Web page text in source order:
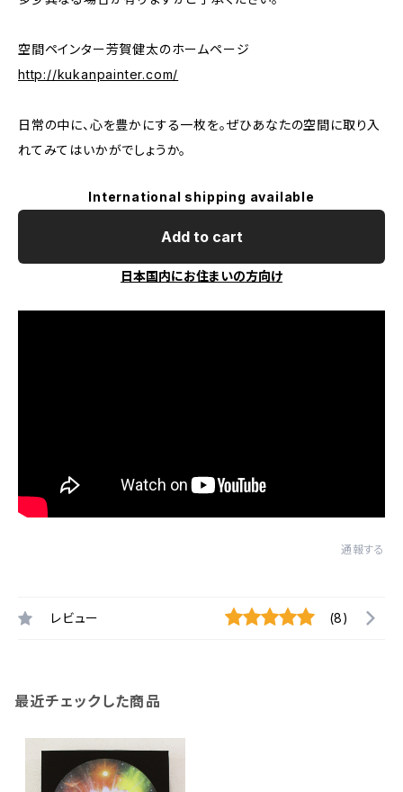
空間ペインター芳賀健太のホームページ
http://kukanpainter.com/
日常の中に、心を豊かにする一枚を。ぜひあなたの空間に取り入
れてみてはいかがでしょうか。
International shipping available
Add to cart
日本国内にお住まいの方向け
通報する
レビュー (8)
最近チェックした商品